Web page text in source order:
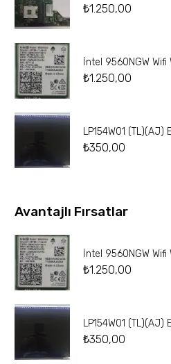
₺1.250,00
İntel 9560NGW
₺1.250,00
LP154W01 (TL)(AJ)
₺350,00
Avantajlı Fırsatlar
İntel 9560NGW
₺1.250,00
LP154W01 (TL)(AJ)
₺350,00